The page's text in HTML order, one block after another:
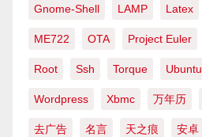
Gnome-Shell LAMP Latex
ME722 OTA Project Euler
Root Ssh Torque Ubuntu
Wordpress Xbmc 万年历
去广告 名言 天之痕 安卓